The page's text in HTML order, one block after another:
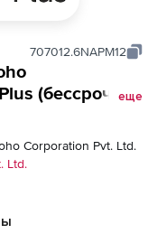
707012.6NAPM12
(бессрочная
fee for
APM Plugin
еще
Corporation Pvt. Ltd.
Ltd.